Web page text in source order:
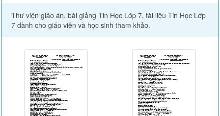
Thư viện giáo án, bài giảng Tin Học Lớp 7, tài liệu Tin Học Lớp
7 dành cho giáo viên và học sinh tham khảo.